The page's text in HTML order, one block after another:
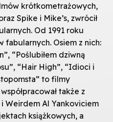
krótkometrażowych,
Spike i Mike’s, zwrócił
Od 1991 roku
fabularnych. Osiem z nich:
“Poślubiłem dziwną
“Hair High”, “Idioci i
to filmy
także z
Weirdem Al Yankoviciem
książkowych, a